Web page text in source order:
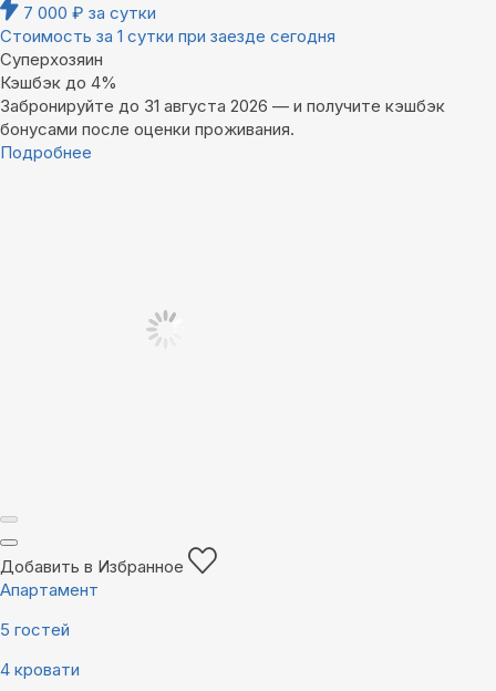
7 000 ₽ за сутки
Стоимость за 1 сутки при заезде сегодня
Суперхозяин
Кэшбэк до 4%
Забронируйте до 31 августа 2026 — и получите кэшбэк
бонусами после оценки проживания.
Подробнее
Добавить в Избранное
Апартамент
5 гостей
4 кровати